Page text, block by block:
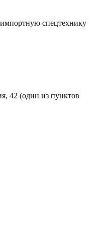
спецтехнику
42 (один из пунктов